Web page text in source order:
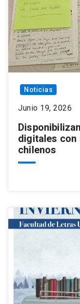
Noticias
Junio 19, 2026
digitales con
chilenos